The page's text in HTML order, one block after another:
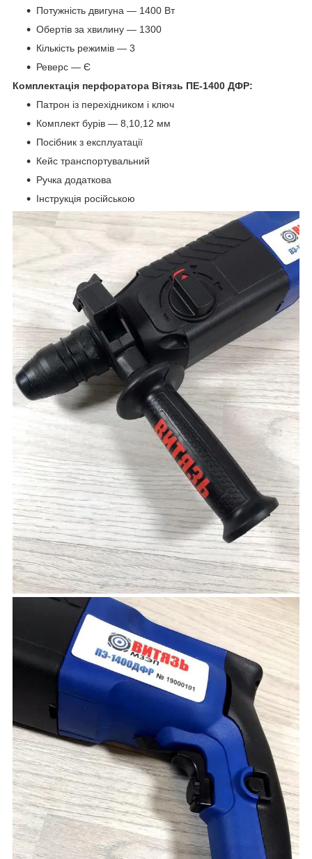
Потужність двигуна — 1400 Вт
Обертів за хвилину — 1300
Кількість режимів — 3
Реверс — Є
Комплектація перфоратора Вітязь ПЕ-1400 ДФР:
Патрон із перехідником і ключ
Комплект бурів — 8,10,12 мм
Посібник з експлуатації
Кейс транспортувальний
Ручка додаткова
Інструкція російською